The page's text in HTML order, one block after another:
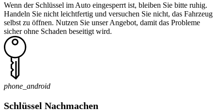
Wenn der Schlüssel im Auto eingesperrt ist, bleiben Sie bitte ruhig.
Handeln Sie nicht leichtfertig und versuchen Sie nicht, das Fahrzeug
selbst zu öffnen. Nutzen Sie unser Angebot, damit das Probleme
sicher ohne Schaden beseitigt wird.
phone_android
Schlüssel Nachmachen